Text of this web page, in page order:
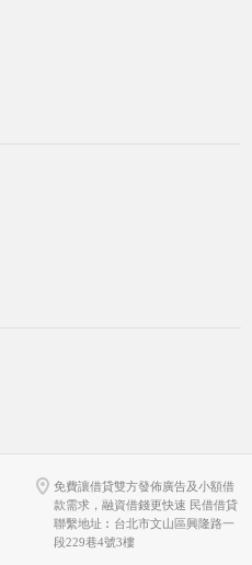
免費讓借貸雙方發佈廣告及小額借
款需求，融資借錢更快速 民借借貸
聯繫地址︰台北市文山區興隆路一
段229巷4號3樓